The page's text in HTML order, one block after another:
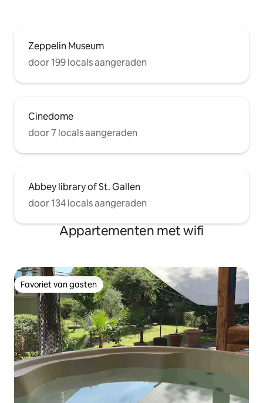
Zeppelin Museum
door 199 locals aangeraden
Cinedome
door 7 locals aangeraden
Abbey library of St. Gallen
door 134 locals aangeraden
Appartementen met wifi
Favoriet van gasten
Favoriet van gasten